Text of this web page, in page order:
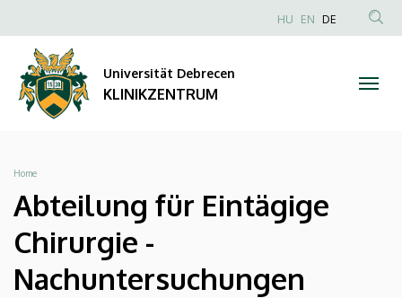
für
Eintägige
Chirurgie
Nachuntersuchungen
KLINIKZENTRUM
zum
Inhalt
Anonim
HU EN DE
Universität Debrecen
KLINIKZENTRUM
Breadcrumb
Home
Abteilung für Eintägige
Chirurgie -
Nachuntersuchungen